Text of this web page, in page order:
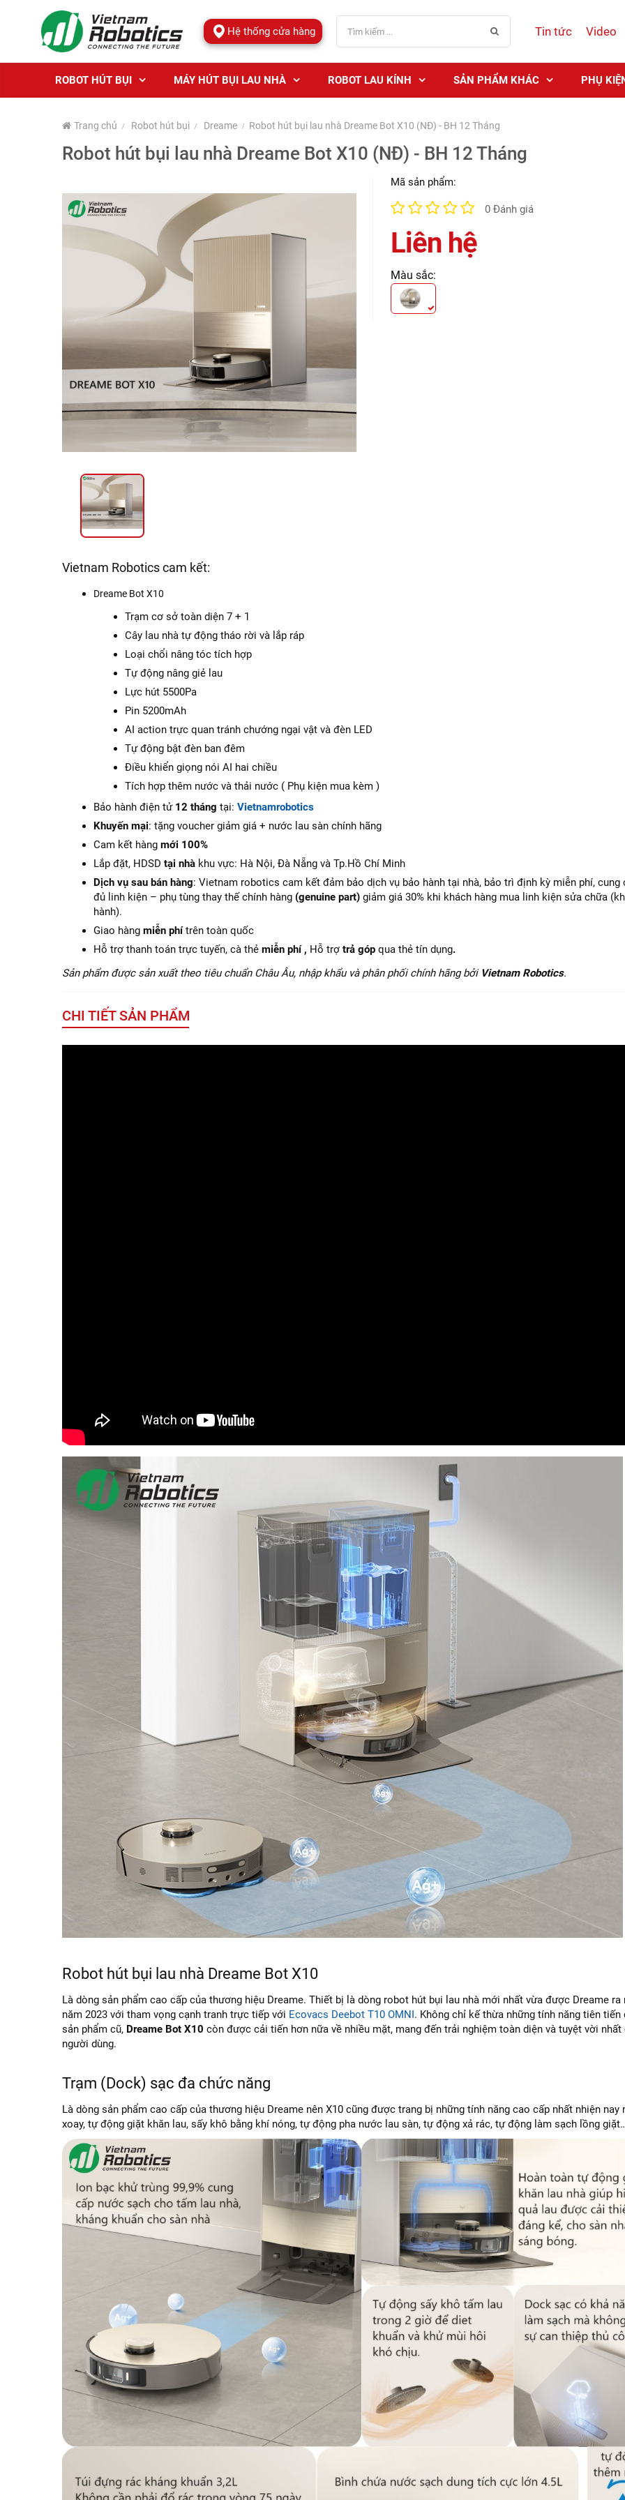
Hệ thống cửa hàng Tin tức Video
ROBOT HÚT BỤI MÁY HÚT BỤI LAU NHÀ ROBOT LAU KÍNH SẢN PHẨM KHÁC PHỤ
Trang chủ Robot hút bụi Dreame Robot hút bụi lau nhà Dreame Bot X10 (NĐ) - BH 12 Tháng
Robot hút bụi lau nhà Dreame Bot X10 (NĐ) - BH 12 Tháng
Mã sản phẩm:
0 Đánh giá
Liên hệ
Màu sắc:
Vietnam Robotics cam kết:
Dreame Bot X10
Trạm cơ sở toàn diện 7 + 1
Cây lau nhà tự động tháo rời và lắp ráp
Loại chổi nâng tóc tích hợp
Tự động nâng giẻ lau
Lực hút 5500Pa
Pin 5200mAh
AI action trực quan tránh chướng ngại vật và đèn LED
Tự động bật đèn ban đêm
Điều khiển giọng nói AI hai chiều
Tích hợp thêm nước và thải nước ( Phụ kiện mua kèm )
Bảo hành điện tử12 tháng tại:Vietnamrobotics
Khuyến mại: tặng voucher giảm giá + nước lau sàn chính hãng
Cam kết hàngmới 100%
Lắp đặt, HDSDtại nhà khu vực: Hà Nội, Đà Nẵng và Tp.Hồ Chí Minh
Dịch vụ sau bán hàng: Vietnam robotics cam kết đảm bảo dịch vụ bảo hành tại nhà, bảo trì định kỳ miễn phí, cung
đủ linh kiện – phụ tùng thay thế chính hàng (genuine part) giảm giá 30% khi khách hàng mua linh kiện sửa chữa
hành).
Giao hàngmiễn phítrên toàn quốc
Hỗ trợ thanh toán trực tuyến, cà thẻmiễn phí , Hỗ trợ trả gópqua thẻ tín dụng.
Sản phẩm được sản xuất theo tiêu chuẩn Châu Âu, nhập khẩu và phân phối chính hãng bởi Vietnam Robotics.
CHI TIẾT SẢN PHẨM
Robot hút bụi lau nhà Dreame Bot X10
Là dòng sản phẩm cao cấp của thương hiệu Dreame. Thiết bị là dòng robot hút bụi lau nhà mới nhất vừa được Dreame ra
năm 2023 với tham vọng cạnh tranh trực tiếp với Ecovacs Deebot T10 OMNI. Không chỉ kế thừa những tính năng tiên tiến
sản phẩm cũ, Dreame Bot X10 còn được cải tiến hơn nữa về nhiều mặt, mang đến trải nghiệm toàn diện và tuyệt vời nhất
người dùng.
Trạm (Dock) sạc đa chức năng
Là dòng sản phẩm cao cấp của thương hiệu Dreame nên X10 cũng được trang bị những tính năng cao cấp nhất nhiện nay
xoay, tự động giặt khăn lau, sấy khô bằng khí nóng, tự động pha nước lau sàn, tự động xả rác, tự động làm sạch lồng